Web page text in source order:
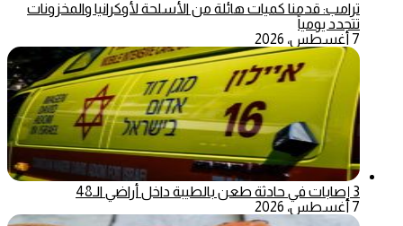
ترامب: قدمنا كميات هائلة من الأسلحة لأوكرانيا والمخزونات
تتجدد يومياً
7 أغسطس، 2026
3 إصابات في حادثة طعن بالطيبة داخل أراضي الـ48
7 أغسطس، 2026